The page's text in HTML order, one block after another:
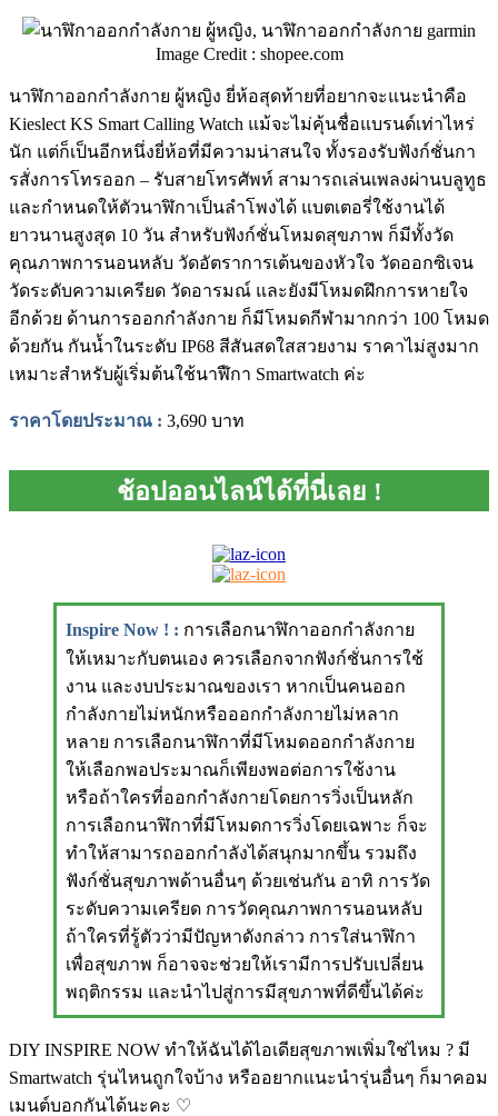
Image Credit : shopee.com
นาฬิกาออกกําลังกาย ผู้หญิง ยี่ห้อสุดท้ายที่อยากจะแนะนำคือ
Kieslect KS Smart Calling Watch แม้จะไม่คุ้นชื่อแบรนด์เท่าไหร่
นัก แต่ก็เป็นอีกหนึ่งยี่ห้อที่มีความน่าสนใจ ทั้งรองรับฟังก์ชั่นกา
รสั่งการโทรออก – รับสายโทรศัพท์ สามารถเล่นเพลงผ่านบลูทูธ
และกำหนดให้ตัวนาฬิกาเป็นลำโพงได้ แบตเตอรี่ใช้งานได้
ยาวนานสูงสุด 10 วัน สำหรับฟังก์ชั่นโหมดสุขภาพ ก็มีทั้งวัด
คุณภาพการนอนหลับ วัดอัตราการเต้นของหัวใจ วัดออกซิเจน
วัดระดับความเครียด วัดอารมณ์ และยังมีโหมดฝึกการหายใจ
อีกด้วย ด้านการออกกำลังกาย ก็มีโหมดกีฬามากกว่า 100 โหมด
ด้วยกัน กันน้ำในระดับ IP68 สีสันสดใสสวยงาม ราคาไม่สูงมาก
เหมาะสำหรับผู้เริ่มต้นใช้นาฬืกา Smartwatch ค่ะ
ราคาโดยประมาณ : 3,690 บาท
ช้อปออนไลน์ได้ที่นี่เลย !
Inspire Now ! : การเลือกนาฬิกาออกกำลังกาย
ให้เหมาะกับตนเอง ควรเลือกจากฟังก์ชั่นการใช้
งาน และงบประมาณของเรา หากเป็นคนออก
กำลังกายไม่หนักหรือออกกำลังกายไม่หลาก
หลาย การเลือกนาฬิกาที่มีโหมดออกกำลังกาย
ให้เลือกพอประมาณก็เพียงพอต่อการใช้งาน
หรือถ้าใครที่ออกกำลังกายโดยการวิ่งเป็นหลัก
การเลือกนาฬิกาที่มีโหมดการวิ่งโดยเฉพาะ ก็จะ
ทำให้สามารถออกกำลังได้สนุกมากขึ้น รวมถึง
ฟังก์ชั่นสุขภาพด้านอื่นๆ ด้วยเช่นกัน อาทิ การวัด
ระดับความเครียด การวัดคุณภาพการนอนหลับ
ถ้าใครที่รู้ตัวว่ามีปัญหาดังกล่าว การใส่นาฬิกา
เพื่อสุขภาพ ก็อาจจะช่วยให้เรามีการปรับเปลี่ยน
พฤติกรรม และนำไปสู่การมีสุขภาพที่ดีขึ้นได้ค่ะ
DIY INSPIRE NOW ทำให้ฉันได้ไอเดียสุขภาพเพิ่มใช่ไหม ? มี
Smartwatch รุ่นไหนถูกใจบ้าง หรืออยากแนะนำรุ่นอื่นๆ ก็มาคอม
เมนต์บอกกันได้นะคะ ♡